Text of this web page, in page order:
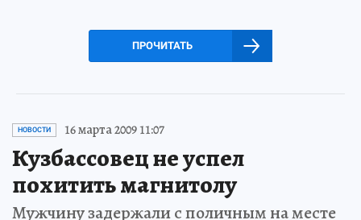
ПРОЧИТАТЬ
НОВОСТИ 16 марта 2009 11:07
Кузбассовец не успел
похитить магнитолу
Мужчину задержали с поличным на месте